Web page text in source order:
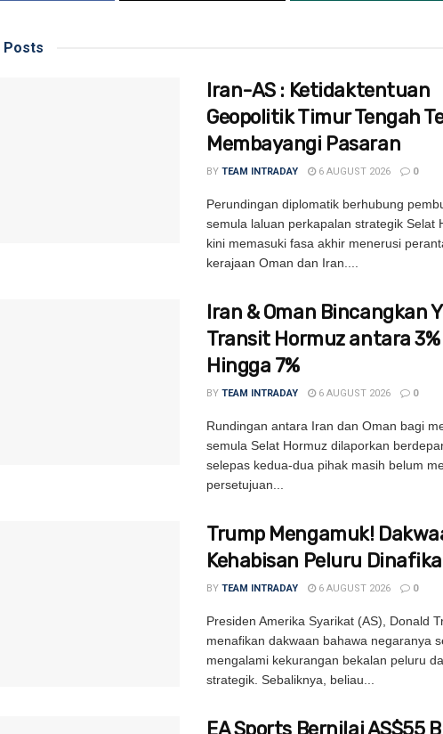
Posts
Iran-AS : Ketidaktentuan
Geopolitik Timur Tengah
Membayangi Pasaran
BY TEAM INTRADAY 6 AUGUST 2026 0
Perundingan diplomatik berhubung
semula laluan perkapalan strategik Selat
kini memasuki fasa akhir menerusi
kerajaan Oman dan Iran....
Iran & Oman Bincangkan
Transit Hormuz antara 3%
Hingga 7%
BY TEAM INTRADAY 6 AUGUST 2026 0
Rundingan antara Iran dan Oman bagi
semula Selat Hormuz dilaporkan
selepas kedua-dua pihak masih belum
persetujuan...
Trump Mengamuk!
Kehabisan Peluru
BY TEAM INTRADAY 6 AUGUST 2026 0
Presiden Amerika Syarikat (AS), Donald
menafikan dakwaan bahawa negaranya
mengalami kekurangan bekalan peluru
strategik. Sebaliknya, beliau...